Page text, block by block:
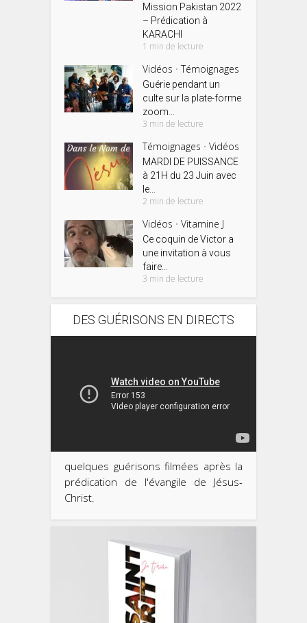
Mission Pakistan 2022
– Prédication à
KARACHI
1 min de lecture
Vidéos • Témoignages
Guérie pendant un
culte sur la plate-forme
zoom...
3 min de lecture
Témoignages • Vidéos
MARDI DE PUISSANCE
à 21H du 23 Juin avec
le...
2 min de lecture
Vidéos • Vitamine J
Ce coquin de Victor a
une invitation à vous
faire...
3 min de lecture
DES GUÉRISONS EN DIRECTS
quelques guérisons filmées après la
prédication de l'évangile de Jésus-
Christ.